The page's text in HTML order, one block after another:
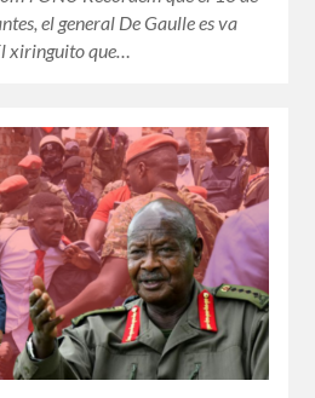
el general De Gaulle es va
xiringuito que…